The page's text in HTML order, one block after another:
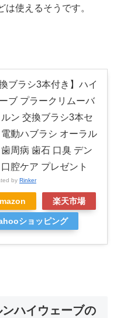
使えるそうです。
換ブラシ3本付き】ハイ
ブ プラークリムーバ
ン 交換ブラシ3本セ
電動ハブラシ オーラル
周病 歯石 口臭 デン
腔ケア プレゼント
by Rinker
楽天市場
ショッピング
ハイウェーブの